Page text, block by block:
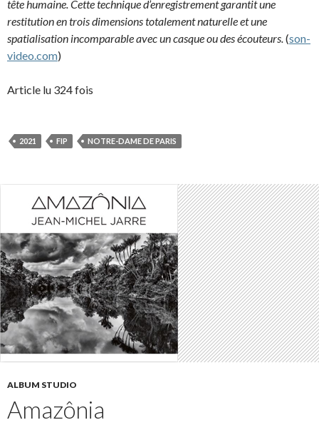
tête humaine. Cette technique d’enregistrement garantit une
restitution en trois dimensions totalement naturelle et une
spatialisation incomparable avec un casque ou des écouteurs. (son-
video.com)
Article lu 324 fois
2021 FIP NOTRE-DAME DE PARIS
ALBUM STUDIO
Amazônia